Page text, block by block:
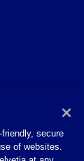
secure
of websites.